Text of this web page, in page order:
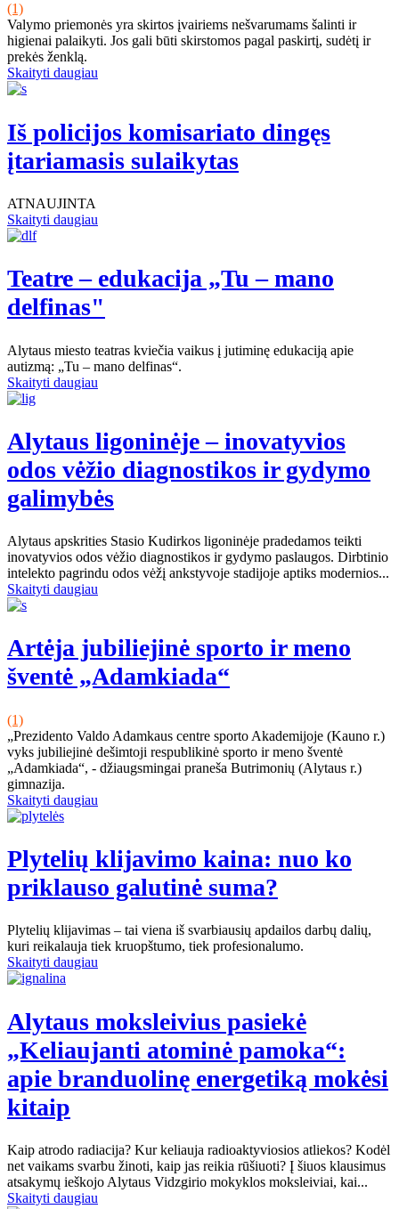
(1)
Valymo priemonės yra skirtos įvairiems nešvarumams šalinti ir
higienai palaikyti. Jos gali būti skirstomos pagal paskirtį, sudėtį ir
prekės ženklą.
Skaityti daugiau
Iš policijos komisariato dingęs
įtariamasis sulaikytas
ATNAUJINTA
Skaityti daugiau
Teatre – edukacija „Tu – mano
delfinas"
Alytaus miesto teatras kviečia vaikus į jutiminę edukaciją apie
autizmą: „Tu – mano delfinas“.
Skaityti daugiau
Alytaus ligoninėje – inovatyvios
odos vėžio diagnostikos ir gydymo
galimybės
Alytaus apskrities Stasio Kudirkos ligoninėje pradedamos teikti
inovatyvios odos vėžio diagnostikos ir gydymo paslaugos. Dirbtinio
intelekto pagrindu odos vėžį ankstyvoje stadijoje aptiks modernios...
Skaityti daugiau
Artėja jubiliejinė sporto ir meno
šventė „Adamkiada“
(1)
„Prezidento Valdo Adamkaus centre sporto Akademijoje (Kauno r.)
vyks jubiliejinė dešimtoji respublikinė sporto ir meno šventė
„Adamkiada“, - džiaugsmingai praneša Butrimonių (Alytaus r.)
gimnazija.
Skaityti daugiau
Plytelių klijavimo kaina: nuo ko
priklauso galutinė suma?
Plytelių klijavimas – tai viena iš svarbiausių apdailos darbų dalių,
kuri reikalauja tiek kruopštumo, tiek profesionalumo.
Skaityti daugiau
Alytaus moksleivius pasiekė
„Keliaujanti atominė pamoka“:
apie branduolinę energetiką mokėsi
kitaip
Kaip atrodo radiacija? Kur keliauja radioaktyviosios atliekos? Kodėl
net vaikams svarbu žinoti, kaip jas reikia rūšiuoti? Į šiuos klausimus
atsakymų ieškojo Alytaus Vidzgirio mokyklos moksleiviai, kai...
Skaityti daugiau